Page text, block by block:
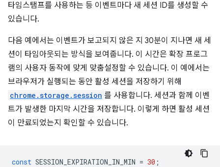
타임스탬프를 사용하는 등 이벤트마다 새 세션 ID를 생성할 수
있습니다.
다음 예에서는 이벤트가 보고되지 않은 지 30분이 지나면 새 세
션이 타임아웃되는 방식을 보여줍니다. 이 시간은 확장 프로그
램의 사용자 동작에 맞게 맞춤설정할 수 있습니다. 이 예에서는
브라우저가 실행되는 동안 활성 세션을 저장하기 위해
chrome.storage.session 를 사용합니다. 세션과 함께 이벤
트가 발생한 마지막 시간을 저장합니다. 이렇게 하면 활성 세션
이 만료되었는지 확인할 수 있습니다.
const SESSION_EXPIRATION_IN_MIN = 30 ;